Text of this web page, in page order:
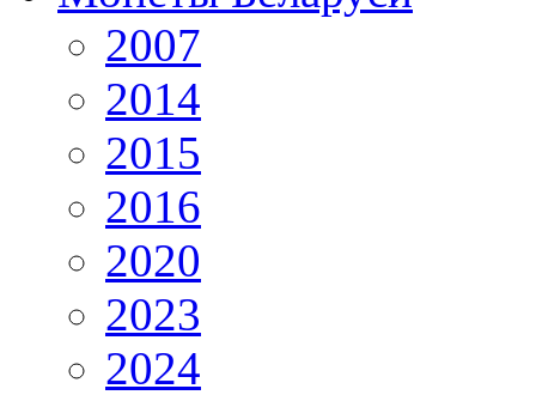
2007
2014
2015
2016
2020
2023
2024